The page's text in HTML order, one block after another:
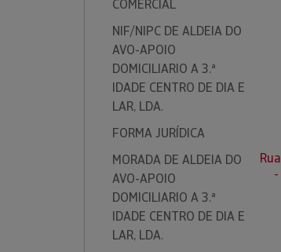
COMERCIAL
NIF/NIPC DE ALDEIA DO
AVO-APOIO
DOMICILIARIO A 3.ª
IDADE CENTRO DE DIA E
LAR, LDA.
FORMA JURÍDICA
MORADA DE ALDEIA DO
AVO-APOIO
DOMICILIARIO A 3.ª
IDADE CENTRO DE DIA E
LAR, LDA.
-